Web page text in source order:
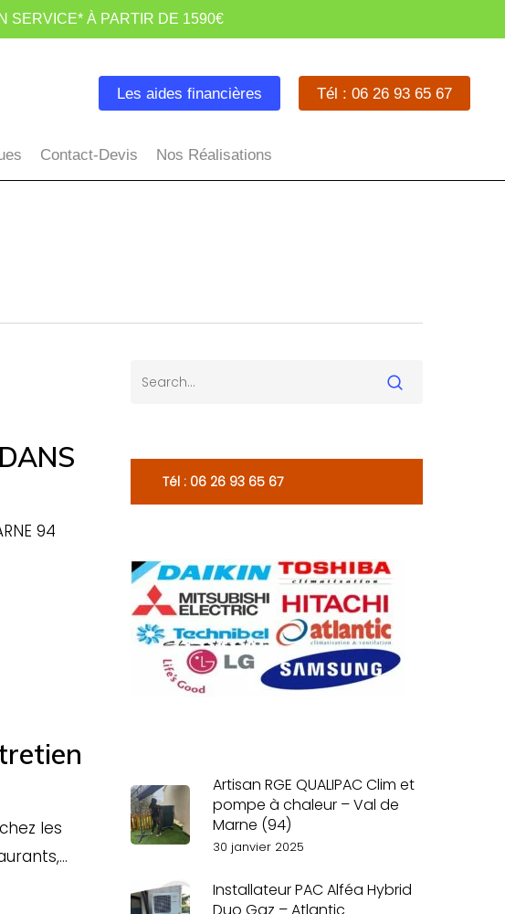
SERVICE* À PARTIR DE 1590€
Les aides financières Tél : 06 26 93 65 67
Contact-Devis Nos Réalisations
94
les
Tél : 06 26 93 65 67
Artisan RGE QUALIPAC Clim et
pompe à chaleur – Val de
Marne (94)
30 janvier 2025
Installateur PAC Alféa Hybrid
Duo Gaz – Atlantic